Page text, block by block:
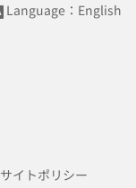
Language：English
サイトポリシー